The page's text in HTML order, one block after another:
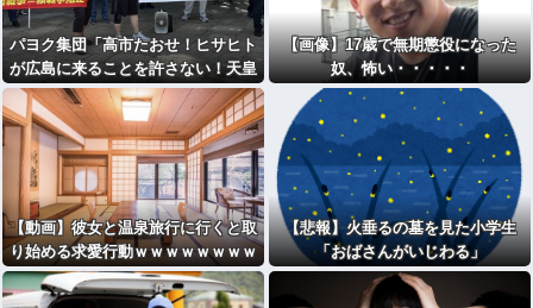
パヨク集団「高市たおせ！ヒサヒト
が広島に来ることを許さない！天皇
制打倒！」
【画像】17歳で無期懲役になった
奴、怖い・・・・・
【動画】彼女と温泉旅行に行くと取
り始める求愛行動ｗｗｗｗｗｗｗｗ
ｗｗｗ
【悲報】火垂るの墓を見た小学生
「おばさんがいじわる」